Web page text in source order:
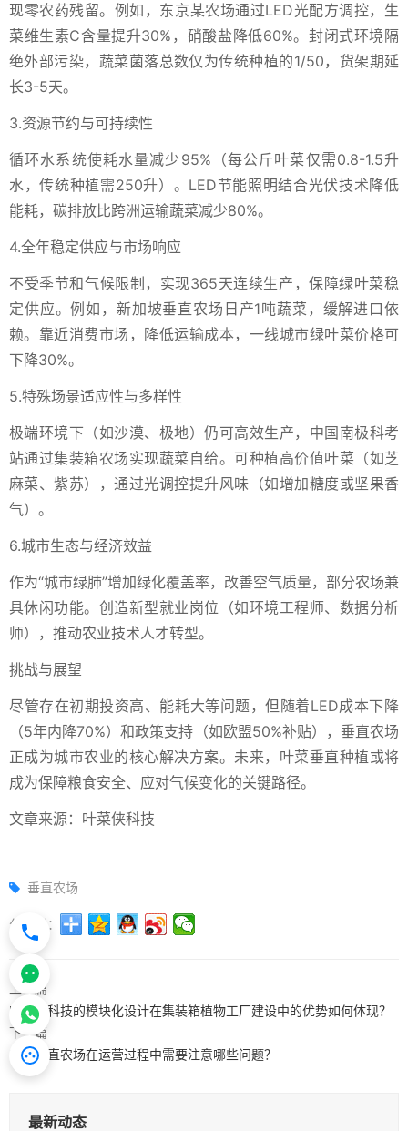
现零农药残留。例如，东京某农场通过LED光配方调控，生
菜维生素C含量提升30%，硝酸盐降低60%。封闭式环境隔
绝外部污染，蔬菜菌落总数仅为传统种植的1/50，货架期延
长3-5天。
3.资源节约与可持续性
循环水系统使耗水量减少95%（每公斤叶菜仅需0.8-1.5升
水，传统种植需250升）。LED节能照明结合光伏技术降低
能耗，碳排放比跨洲运输蔬菜减少80%。
4.全年稳定供应与市场响应
不受季节和气候限制，实现365天连续生产，保障绿叶菜稳
定供应。例如，新加坡垂直农场日产1吨蔬菜，缓解进口依
赖。靠近消费市场，降低运输成本，一线城市绿叶菜价格可
下降30%。
5.特殊场景适应性与多样性
极端环境下（如沙漠、极地）仍可高效生产，中国南极科考
站通过集装箱农场实现蔬菜自给。可种植高价值叶菜（如芝
麻菜、紫苏），通过光调控提升风味（如增加糖度或坚果香
气）。
6.城市生态与经济效益
作为“城市绿肺”增加绿化覆盖率，改善空气质量，部分农场兼
具休闲功能。创造新型就业岗位（如环境工程师、数据分析
师），推动农业技术人才转型。
挑战与展望
尽管存在初期投资高、能耗大等问题，但随着LED成本下降
（5年内降70%）和政策支持（如欧盟50%补贴），垂直农场
正成为城市农业的核心解决方案。未来，叶菜垂直种植或将
成为保障粮食安全、应对气候变化的关键路径。
文章来源：叶菜侠科技
垂直农场
分享到：
上一篇
叶菜侠科技的模块化设计在集装箱植物工厂建设中的优势如何体现？
下一篇
叶菜垂直农场在运营过程中需要注意哪些问题？
最新动态